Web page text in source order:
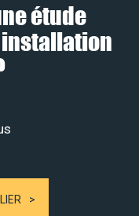
étude